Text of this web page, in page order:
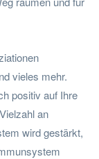
vieles mehr.
positiv auf Ihre
an
wird gestärkt,